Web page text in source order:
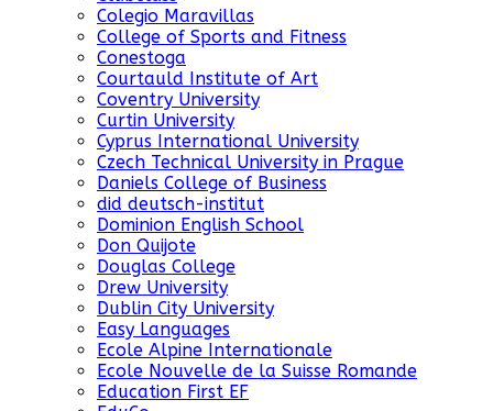
Colegio Maravillas
College of Sports and Fitness
Conestoga
Courtauld Institute of Art
Coventry University
Curtin University
Cyprus International University
Czech Technical University in Prague
Daniels College of Business
did deutsch-institut
Dominion English School
Don Quijote
Douglas College
Drew University
Dublin City University
Easy Languages
Ecole Alpine Internationale
Ecole Nouvelle de la Suisse Romande
Education First EF